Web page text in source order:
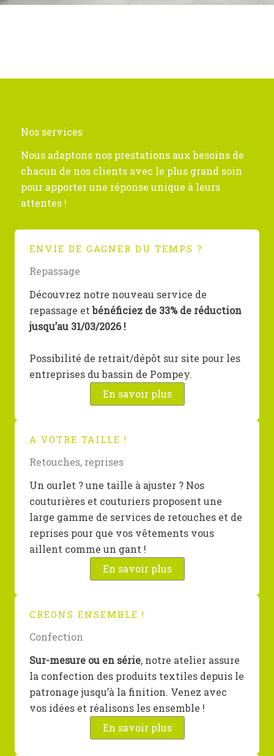
Nos services
Nous adaptons nos prestations aux besoins de
chacun de nos clients avec le plus grand soin
pour apporter une réponse unique à leurs
attentes !
ENVIE DE GAGNER DU TEMPS ?
Repassage
Découvrez notre nouveau service de
repassage etbénéficiez de 33% de réduction
jusqu’au 31/03/2026 !
Possibilité de retrait/dépôt sur site pour les
entreprises du bassin de Pompey.
En savoir plus
A VOTRE TAILLE !
Retouches, reprises
Un ourlet ? une taille à ajuster ? Nos
couturières et couturiers proposent une
large gamme de services de retouches et de
reprises pour que vos vêtements vous
aillent comme un gant !
En savoir plus
CREONS ENSEMBLE !
Confection
Sur-mesure ou en série, notre atelier assure
la confection des produits textiles depuis le
patronage jusqu’à la finition. Venez avec
vos idées et réalisons les ensemble !
En savoir plus